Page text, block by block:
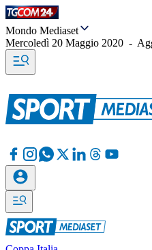
Mondo Mediaset
Mercoledì 20 Maggio 2020 -